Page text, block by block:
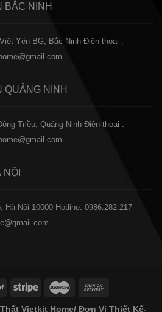
BẮC NINH
Yên BG, Bắc Ninh Điện thoại :
QUẢNG NINH
Triều, Quảng Ninh Điện thoại :
NỘI
Hà Nội 10000 Hotline: 0986.282.217
Vietkit Home/ Đơn Vị Thiết Kế-